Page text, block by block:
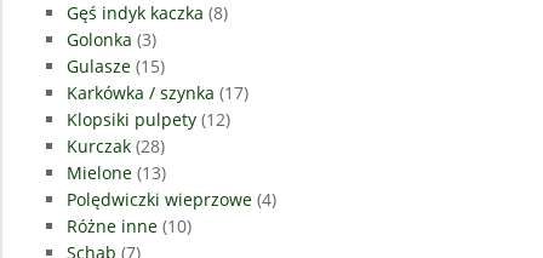
Gęś indyk kaczka (8)
Golonka (3)
Gulasze (15)
Karkówka / szynka (17)
Klopsiki pulpety (12)
Kurczak (28)
Mielone (13)
Polędwiczki wieprzowe (4)
Różne inne (10)
Schab (7)